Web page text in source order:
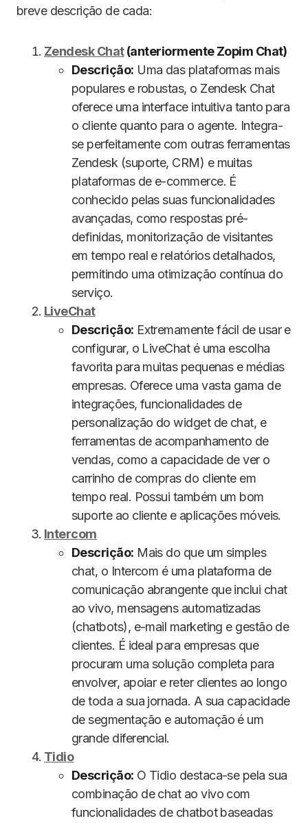
breve descrição de cada:
Zendesk Chat(anteriormente Zopim Chat)
Descrição: Uma das plataformas mais
populares e robustas, o Zendesk Chat
oferece uma interface intuitiva tanto para
o cliente quanto para o agente. Integra-
se perfeitamente com outras ferramentas
Zendesk (suporte, CRM) e muitas
plataformas de e-commerce. É
conhecido pelas suas funcionalidades
avançadas, como respostas pré-
definidas, monitorização de visitantes
em tempo real e relatórios detalhados,
permitindo uma otimização contínua do
serviço.
LiveChat
Descrição: Extremamente fácil de usar e
configurar, o LiveChat é uma escolha
favorita para muitas pequenas e médias
empresas. Oferece uma vasta gama de
integrações, funcionalidades de
personalização do widget de chat, e
ferramentas de acompanhamento de
vendas, como a capacidade de ver o
carrinho de compras do cliente em
tempo real. Possui também um bom
suporte ao cliente e aplicações móveis.
Intercom
Descrição: Mais do que um simples
chat, o Intercom é uma plataforma de
comunicação abrangente que inclui chat
ao vivo, mensagens automatizadas
(chatbots), e-mail marketing e gestão de
clientes. É ideal para empresas que
procuram uma solução completa para
envolver, apoiar e reter clientes ao longo
de toda a sua jornada. A sua capacidade
de segmentação e automação é um
grande diferencial.
Tidio
Descrição: O Tidio destaca-se pela sua
combinação de chat ao vivo com
funcionalidades de chatbot baseadas